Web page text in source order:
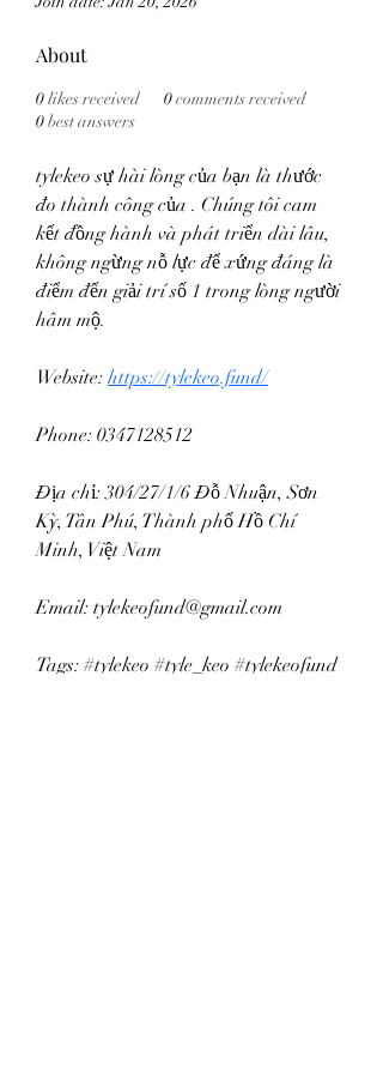
About
0likes received 0comments received
0best answers
tylekeo sự hài lòng của bạn là thước
đo thành công của . Chúng tôi cam
kết đồng hành và phát triển dài lâu,
không ngừng nỗ lực để xứng đáng là
điểm đến giải trí số 1 trong lòng người
hâm mộ.
Website: https://tylekeo.fund/
Phone: 0347128512
Địa chỉ: 304/27/1/6 Đỗ Nhuận, Sơn
Kỳ, Tân Phú, Thành phố Hồ Chí
Minh, Việt Nam
Email: tylekeofund@gmail.com
Tags: #tylekeo #tyle_keo #tylekeofund